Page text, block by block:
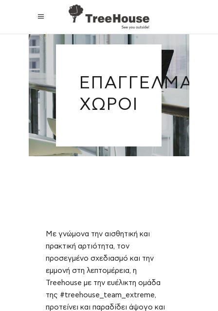
ΧΏΡΟΙ
Με γνώμονα την αισθητική και
πρακτική αρτιότητα, τον
προσεγμένο σχεδιασμό και την
εμμονή στη λεπτομέρεια, η
Treehouse με την ευέλικτη ομάδα
της #treehouse_team_extreme,
προτείνει και παραδίδει άψογο και